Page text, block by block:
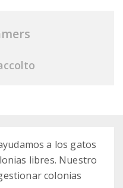
a los gatos
libres. Nuestro
colonias